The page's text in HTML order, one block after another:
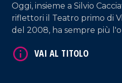
Oggi, insieme a Silvio
riflettori il Teatro primo di
del 2008, ha sempre più
spazio multifunzionale e